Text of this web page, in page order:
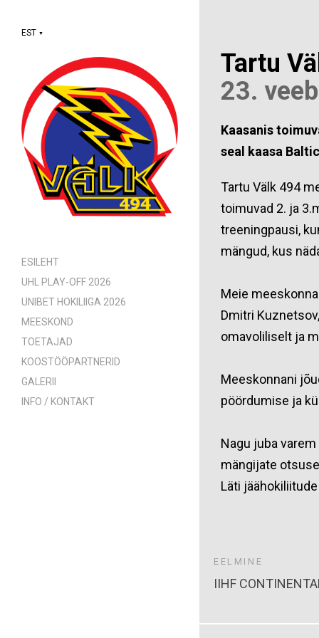
EST ▼
ESILEHT
UHL PLAY-OFF 2026
UNIBET HOKILIIGA 2026
MEESKOND
TOETAJAD
KOOSTÖÖPARTNERID
GALERII
INFO / KONTAKT
Tartu
23.
Kaasanis
seal kaasa
Tartu Välk 494
toimuvad 2. ja
treeningpausi,
mängud, kus
Meie
Dmitri
omavoliliselt ja
Meeskonnani
pöördumise ja
Nagu juba
mängijate
Läti
EELMINE
IIHF